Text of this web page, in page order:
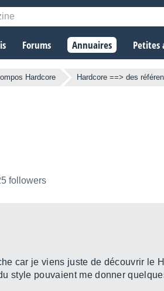
Forums Annuaires Petites
Hardcore Hardcore ==> des
followers
car je viens juste de découvrir le
style pouvaient me donner